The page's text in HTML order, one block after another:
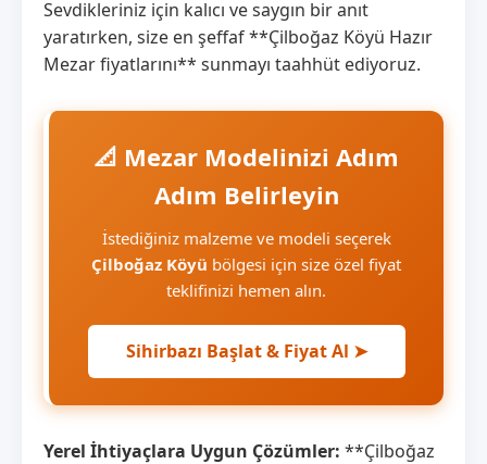
Sevdikleriniz için kalıcı ve saygın bir anıt
yaratırken, size en şeffaf **Çilboğaz Köyü Hazır
Mezar fiyatlarını** sunmayı taahhüt ediyoruz.
📐 Mezar Modelinizi Adım
Adım Belirleyin
İstediğiniz malzeme ve modeli seçerek
Çilboğaz Köyü bölgesi için size özel fiyat
teklifinizi hemen alın.
Sihirbazı Başlat & Fiyat Al ➤
Yerel İhtiyaçlara Uygun Çözümler: **Çilboğaz